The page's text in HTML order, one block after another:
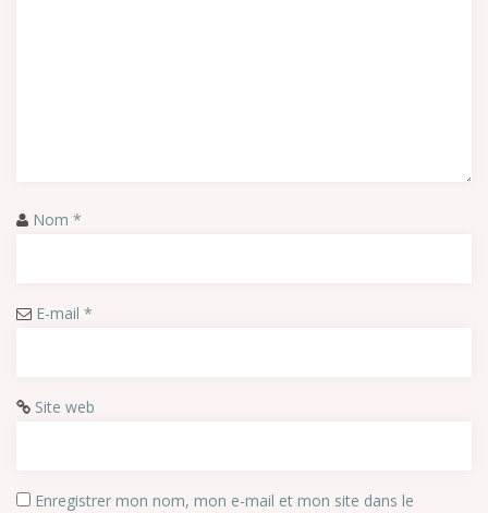
Nom *
E-mail *
Site web
Enregistrer mon nom, mon e-mail et mon site dans le